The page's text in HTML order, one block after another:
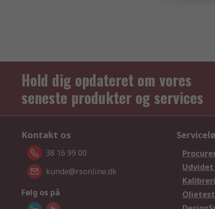
Hold dig opdateret om vores
seneste produkter og services
Kontakt os
38 16 99 00
kunde@rsonline.dk
Følg os på